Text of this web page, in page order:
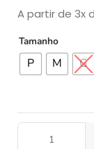
A partir de 3x
Tamanho
P M G